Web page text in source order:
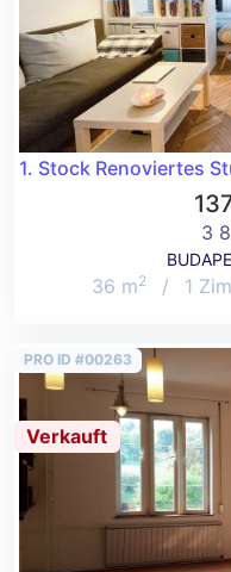
1. Stock Renoviertes
3
36 m2 / 1
PRO ID #00263
Verkauft